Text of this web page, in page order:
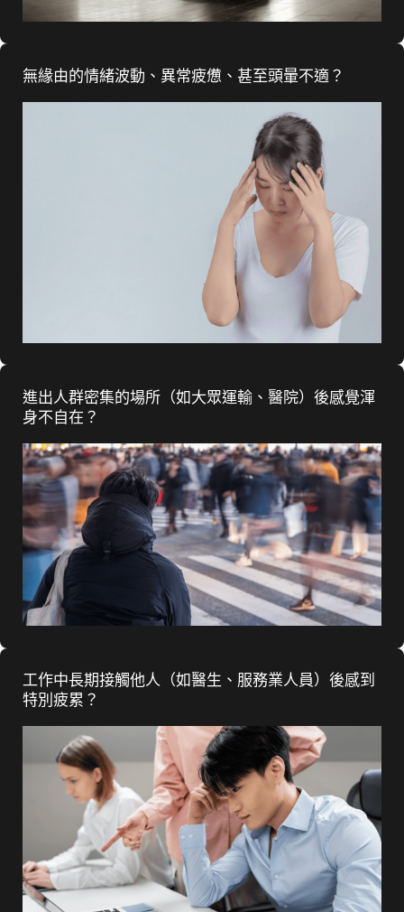
無緣由的情緒波動、異常疲憊、甚至頭暈不適？
進出人群密集的場所（如大眾運輸、醫院）後感覺渾
身不自在？
工作中長期接觸他人（如醫生、服務業人員）後感到
特別疲累？